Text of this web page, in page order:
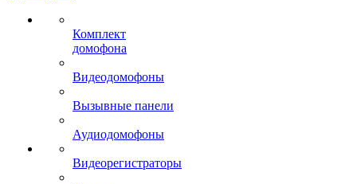
Комплект
домофона
Видеодомофоны
Вызывные панели
Аудиодомофоны
Видеорегистраторы